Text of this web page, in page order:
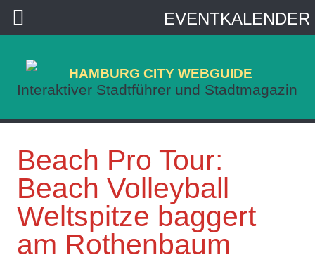
HAMBURG CITY WEBGUIDE
Interaktiver Stadtführer und Stadtmagazin
Beach Pro Tour:
Beach Volleyball
Weltspitze baggert
am Rothenbaum
EVENTKALENDER